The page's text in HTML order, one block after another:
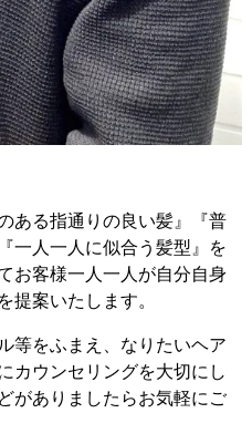
ある指通りの良い髪』『普
一人一人に似合う髪型』を
お客様一人一人が自分自身
提案いたします。
等をふまえ、なりたいヘア
カウンセリングを大切にし
がありましたらお気軽にご